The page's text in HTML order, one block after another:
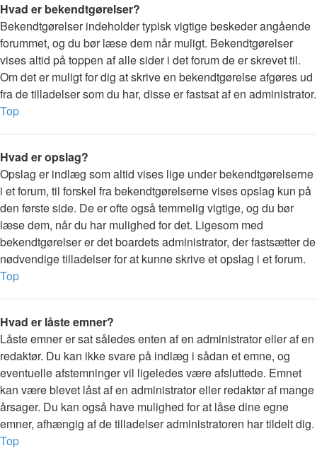
Hvad er bekendtgørelser?
Bekendtgørelser indeholder typisk vigtige beskeder angående
forummet, og du bør læse dem når muligt. Bekendtgørelser
vises altid på toppen af alle sider i det forum de er skrevet til.
Om det er muligt for dig at skrive en bekendtgørelse afgøres ud
fra de tilladelser som du har, disse er fastsat af en administrator.
Top
Hvad er opslag?
Opslag er indlæg som altid vises lige under bekendtgørelserne
i et forum, til forskel fra bekendtgørelserne vises opslag kun på
den første side. De er ofte også temmelig vigtige, og du bør
læse dem, når du har mulighed for det. Ligesom med
bekendtgørelser er det boardets administrator, der fastsætter de
nødvendige tilladelser for at kunne skrive et opslag i et forum.
Top
Hvad er låste emner?
Låste emner er sat således enten af en administrator eller af en
redaktør. Du kan ikke svare på indlæg i sådan et emne, og
eventuelle afstemninger vil ligeledes være afsluttede. Emnet
kan være blevet låst af en administrator eller redaktør af mange
årsager. Du kan også have mulighed for at låse dine egne
emner, afhængig af de tilladelser administratoren har tildelt dig.
Top